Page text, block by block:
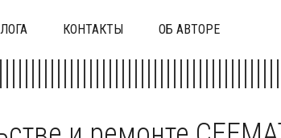
КОНТАКТЫ ОБ АВТОРЕ